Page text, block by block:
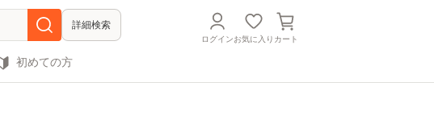
詳細検索
ログインお気に入り カート
初めての方